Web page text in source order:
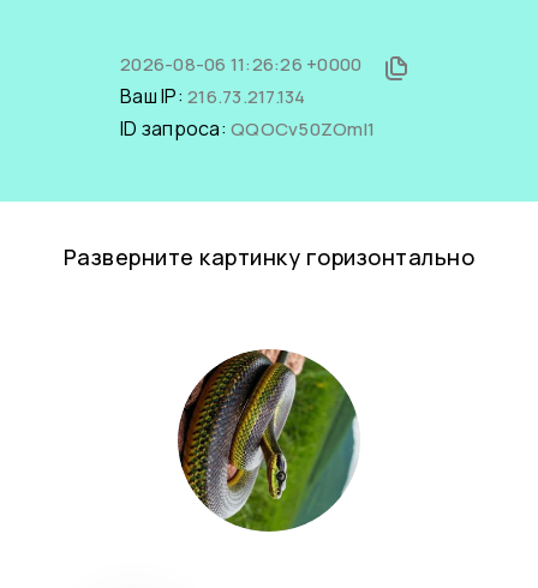
2026-08-06 11:26:26 +0000
Ваш IP: 216.73.217.134
ID запроса: QQOCv50ZOmI1
Разверните картинку горизонтально